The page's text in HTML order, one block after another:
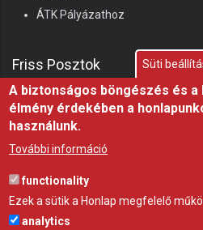
ÁTK Pályázathoz
Friss Posztok
Miért fontos a fóliasátor
alapfeltétele,
Gravettitől
Süti
A biztonságos böngészés és
élmény érdekében a
használunk.
További információ
functionality
Ezek a sütik a Honlap megfelelő
analytics